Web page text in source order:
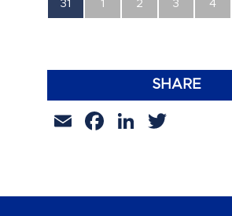
0
esemény,
31
0
esemény,
1
0
esemény,
2
0
esemény,
3
0
4
SHARE
EmailFacebook
LinkedIn